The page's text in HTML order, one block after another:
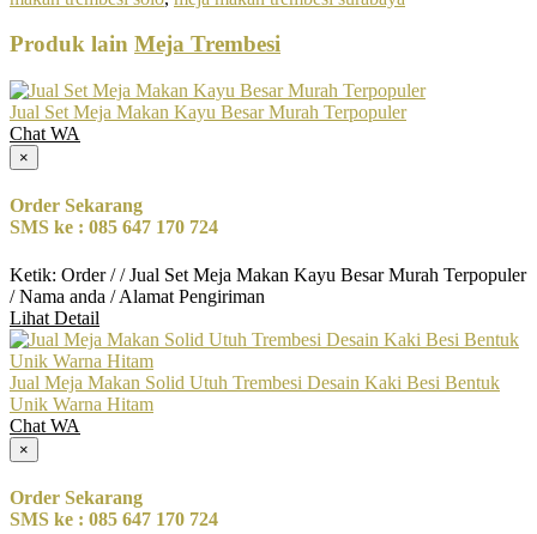
Produk lain Meja Trembesi
Jual Set Meja Makan Kayu Besar Murah Terpopuler
Chat WA
×
Order Sekarang
SMS ke : 085 647 170 724
Ketik: Order / / Jual Set Meja Makan Kayu Besar Murah Terpopuler
/ Nama anda / Alamat Pengiriman
Lihat Detail
Jual Meja Makan Solid Utuh Trembesi Desain Kaki Besi Bentuk
Unik Warna Hitam
Chat WA
×
Order Sekarang
SMS ke : 085 647 170 724